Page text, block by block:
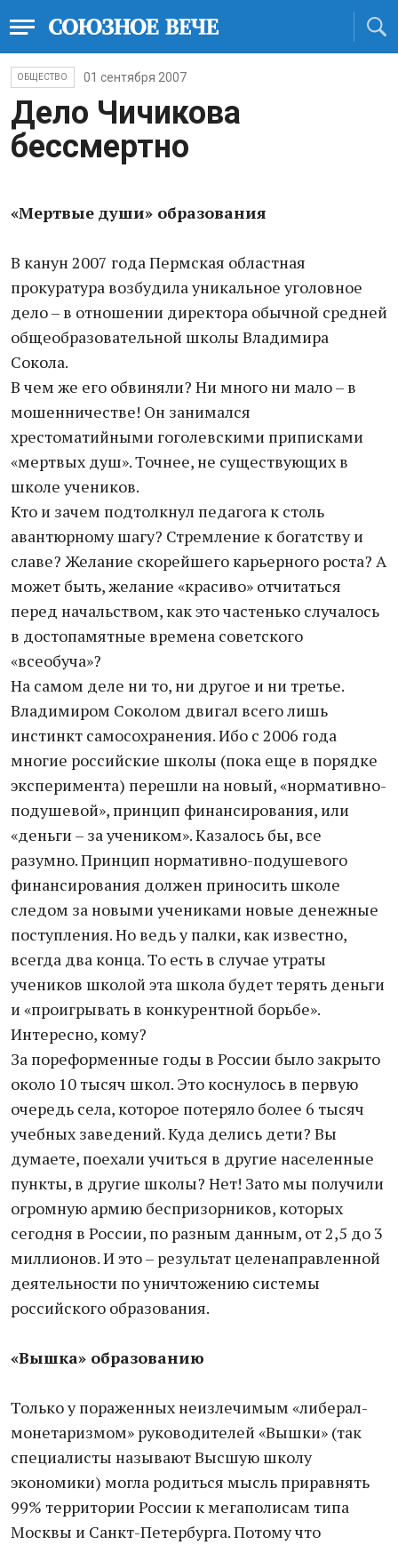
ОБЩЕСТВО 01 сентября 2007
Дело Чичикова
бессмертно
«Мертвые души» образования
В канун 2007 года Пермская областная
прокуратура возбудила уникальное уголовное
дело – в отношении директора обычной средней
общеобразовательной школы Владимира
Сокола.
В чем же его обвиняли? Ни много ни мало – в
мошенничестве! Он занимался
хрестоматийными гоголевскими приписками
«мертвых душ». Точнее, не существующих в
школе учеников.
Кто и зачем подтолкнул педагога к столь
авантюрному шагу? Стремление к богатству и
славе? Желание скорейшего карьерного роста? А
может быть, желание «красиво» отчитаться
перед начальством, как это частенько случалось
в достопамятные времена советского
«всеобуча»?
На самом деле ни то, ни другое и ни третье.
Владимиром Соколом двигал всего лишь
инстинкт самосохранения. Ибо с 2006 года
многие российские школы (пока еще в порядке
эксперимента) перешли на новый, «нормативно-
подушевой», принцип финансирования, или
«деньги – за учеником». Казалось бы, все
разумно. Принцип нормативно-подушевого
финансирования должен приносить школе
следом за новыми учениками новые денежные
поступления. Но ведь у палки, как известно,
всегда два конца. То есть в случае утраты
учеников школой эта школа будет терять деньги
и «проигрывать в конкурентной борьбе».
Интересно, кому?
За пореформенные годы в России было закрыто
около 10 тысяч школ. Это коснулось в первую
очередь села, которое потеряло более 6 тысяч
учебных заведений. Куда делись дети? Вы
думаете, поехали учиться в другие населенные
пункты, в другие школы? Нет! Зато мы получили
огромную армию беспризорников, которых
сегодня в России, по разным данным, от 2,5 до 3
миллионов. И это – результат целенаправленной
деятельности по уничтожению системы
российского образования.
«Вышка» образованию
Только у пораженных неизлечимым «либерал-
монетаризмом» руководителей «Вышки» (так
специалисты называют Высшую школу
экономики) могла родиться мысль приравнять
99% территории России к мегаполисам типа
Москвы и Санкт-Петербурга. Потому что